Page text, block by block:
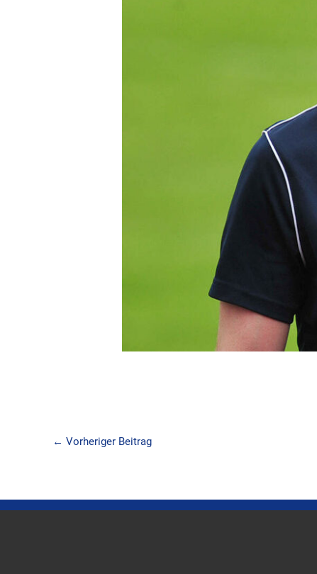
← Vorheriger Beitrag